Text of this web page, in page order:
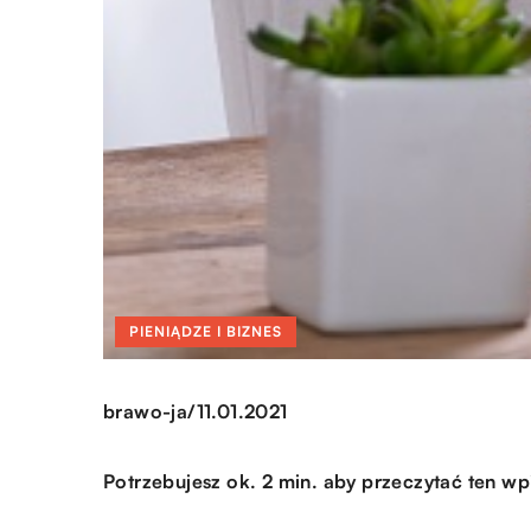
PIENIĄDZE I BIZNES
brawo-ja/11.01.2021
Potrzebujesz ok. 2 min. aby przeczytać ten